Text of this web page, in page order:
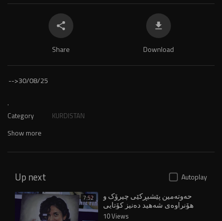
Share Download
-->30/08/25
.
Category KURDISTAN
Show more
Up next Autoplay
7:52 حەوتەمین پێشبڕکێی چیرۆک و
هۆنراوەی شەهید دەنیز کۆتایی
هات
10 Views